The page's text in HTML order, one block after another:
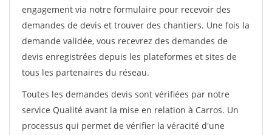
engagement via notre formulaire pour recevoir des
demandes de devis et trouver des chantiers. Une fois la
demande validée, vous recevrez des demandes de
devis enregistrées depuis les plateformes et sites de
tous les partenaires du réseau.
Toutes les demandes devis sont vérifiées par notre
service Qualité avant la mise en relation à Carros. Un
processus qui permet de vérifier la véracité d'une